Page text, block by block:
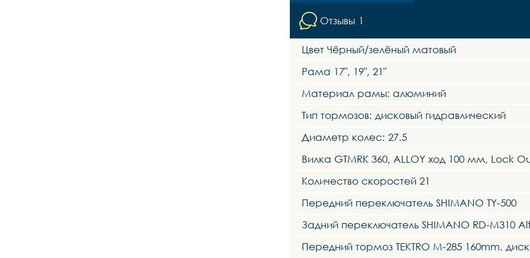
Отзывы 1
Цвет Чёрный/зелёный матовый
Рама 17", 19", 21"
Материал рамы: алюминий
Тип тормозов: дисковый гидравлический
Диаметр колес: 27.5
Вилка GTMRK 360, ALLOY ход 100 мм, Lock
Количество скоростей 21
Передний переключатель SHIMANO TY-500
Задний переключатель SHIMANO RD-M310
Передний тормоз TEKTRO M-285 160mm.